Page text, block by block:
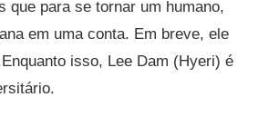
que para se tornar um humano,
em uma conta. Em breve, ele
isso, Lee Dam (Hyeri) é